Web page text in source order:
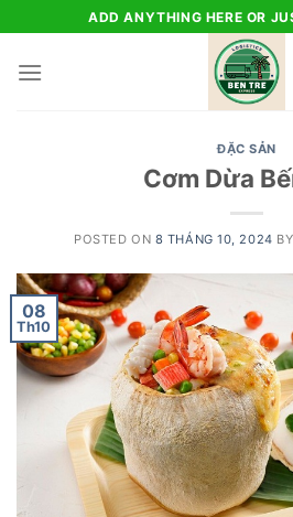
to
content
ADD ANYTHING HERE OR
ĐẶC SẢN
Cơm Dừa
POSTED ON 8 THÁNG 10, 2024 BY
08
Th10